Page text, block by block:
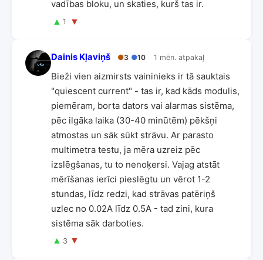
vadības bloku, un skaties, kurš tas ir.
▲ 1 ▼
Dainis Kļaviņš ●3 ●10 1 mēn. atpakaļ
Bieži vien aizmirsts vaininieks ir tā sauktais
"quiescent current" - tas ir, kad kāds modulis,
piemēram, borta dators vai alarmas sistēma,
pēc ilgāka laika (30-40 minūtēm) pēkšņi
atmostas un sāk sūkt strāvu. Ar parasto
multimetra testu, ja mēra uzreiz pēc
izslēgšanas, tu to nenoķersi. Vajag atstāt
mērīšanas ierīci pieslēgtu un vērot 1-2
stundas, līdz redzi, kad strāvas patēriņš
uzlec no 0.02A līdz 0.5A - tad zini, kura
sistēma sāk darboties.
▲ 3 ▼